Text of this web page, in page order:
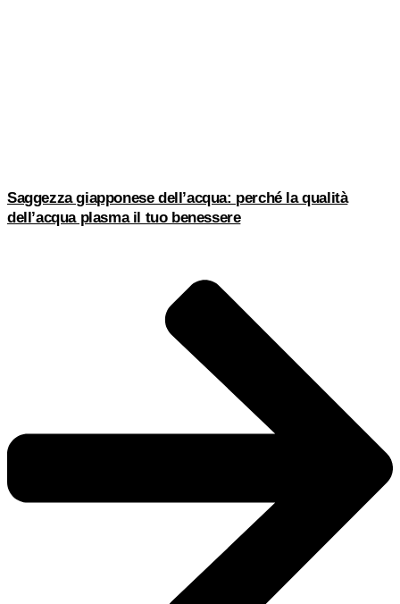
Saggezza giapponese dell’acqua: perché la qualità
dell’acqua plasma il tuo benessere